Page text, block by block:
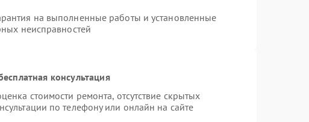
на выполненные работы и установленные
неисправностей
консультация
стоимости ремонта, отсутствие скрытых
по телефону или онлайн на сайте